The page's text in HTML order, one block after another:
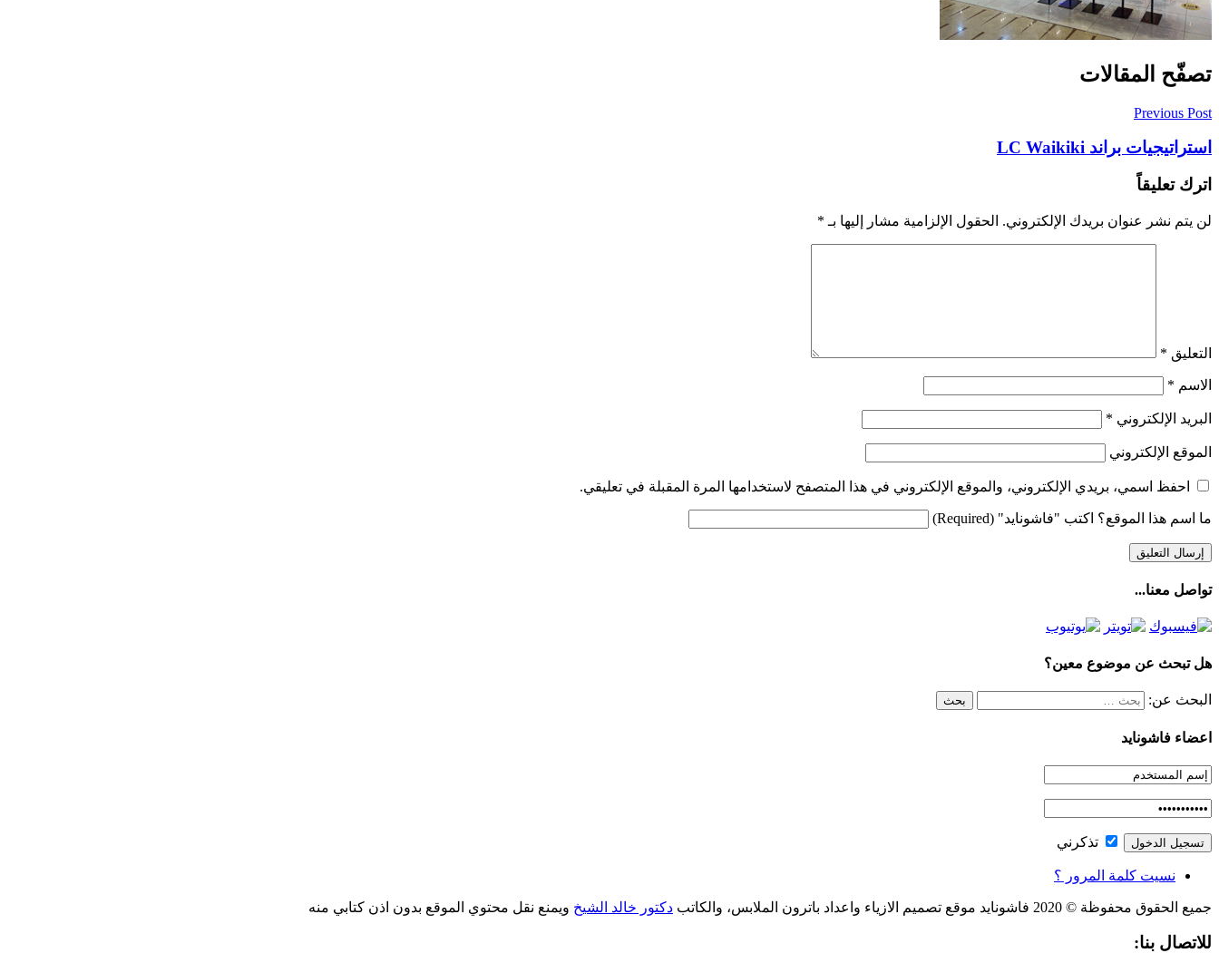
تصفّح المقالات
Previous Post
استراتيجيات براند LC Waikiki
اترك تعليقاً
لن يتم نشر عنوان بريدك الإلكتروني. الحقول الإلزامية مشار إليها بـ *
التعليق *
الاسم *
البريد الإلكتروني *
الموقع الإلكتروني
احفظ اسمي، بريدي الإلكتروني، والموقع الإلكتروني في هذا المتصفح لاستخدامها المرة المقبلة في تعليقي.
ما اسم هذا الموقع؟ اكتب "فاشونايد" (Required)
تواصل معنا...
هل تبحث عن موضوع معين؟
البحث عن:
اعضاء فاشونايد
تذكرني
نسيت كلمة المرور ؟
جميع الحقوق محفوظة © 2020 فاشونايد موقع تصميم الازياء واعداد باترون الملابس، والكاتب دكتور خالد الشيخ ويمنع نقل محتوي الموقع بدون اذن كتابي منه
للاتصال بنا: